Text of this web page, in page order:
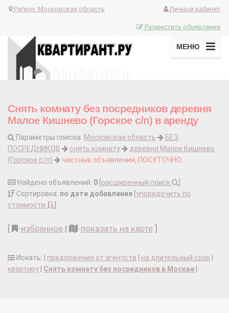
Регион: Московская область Личный кабинет
Разместить объявление
МЕНЮ
Снять комнату без посредников деревня
Малое Кишнево (Горское с/п) в аренду
Параметры поиска: Московская область
БЕЗ
ПОСРЕДНИКОВ
снять комнату
деревня Малое Кишнево
(Горское с/п)
частные объявления, ПОСУТОЧНО
Найдено объявлений: 0 расширенный поиск
Сортировка: по дате добавления упорядочить по
стоимости
-избранное | -показать на карте
Искать: | предложения от агентств на длительный срок
квартиру
Снять комнату без посредников в Москве